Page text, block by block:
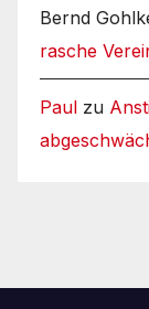
Bernd
rasche
Paul zu